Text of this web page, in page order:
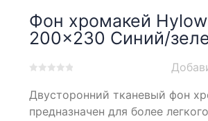
Фон хромакей Hylow
200×230 Синий/
out
based
Двусторонний тканевый фон
предназначен для более